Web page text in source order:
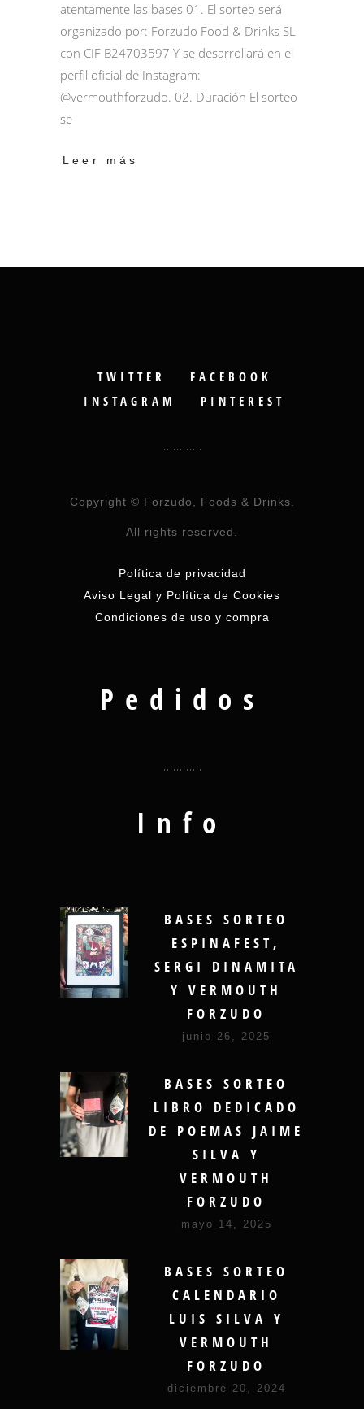
atentamente las bases 01. El sorteo será
organizado por: Forzudo Food & Drinks SL
con CIF B24703597 Y se desarrollará en el
perfil oficial de Instagram:
@vermouthforzudo. 02. Duración El sorteo
se
Leer más
TWITTER
FACEBOOK
INSTAGRAM
PINTEREST
Copyright © Forzudo, Foods & Drinks.
All rights reserved.
Política de privacidad
Aviso Legal y Política de Cookies
Condiciones de uso y compra
Pedidos
Info
BASES SORTEO
ESPINAFEST,
SERGI DINAMITA
Y VERMOUTH
FORZUDO
junio 26, 2025
BASES SORTEO
LIBRO DEDICADO
DE POEMAS JAIME
SILVA Y
VERMOUTH
FORZUDO
mayo 14, 2025
BASES SORTEO
CALENDARIO
LUIS SILVA Y
VERMOUTH
FORZUDO
diciembre 20, 2024